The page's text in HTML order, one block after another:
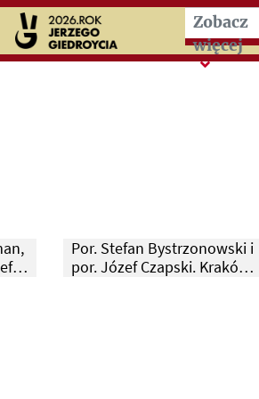
Zobacz
więcej
Por. Stefan Bystrzonowski i
por. Józef Czapski. Kraków,